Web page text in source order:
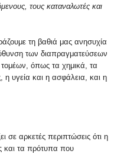
τους καταναλωτές και
τη βαθιά μας ανησυχία
των διαπραγματεύσεων
όπως τα χημικά, τα
η υγεία και η ασφάλεια, και η
σε αρκετές περιπτώσεις ότι η
και τα πρότυπα που